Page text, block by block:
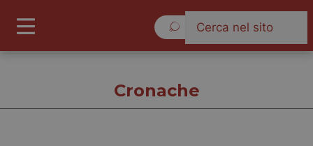
Cronache